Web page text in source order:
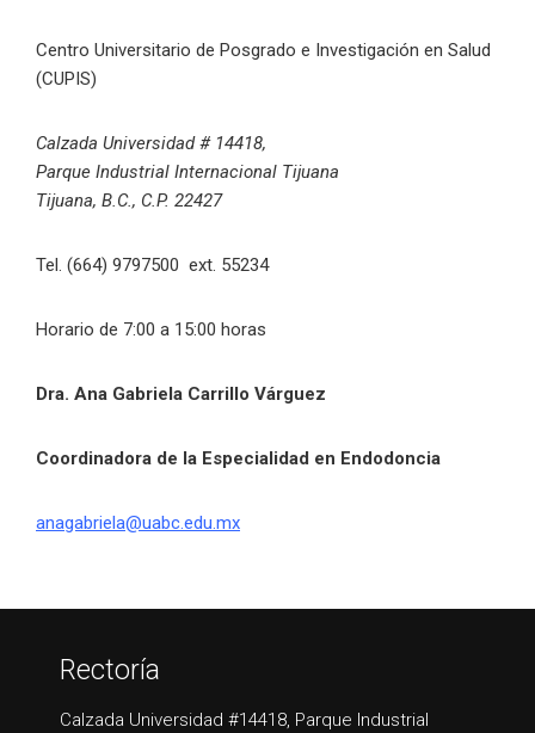
Centro Universitario de Posgrado e Investigación en Salud
(CUPIS)
Calzada Universidad # 14418,
Parque Industrial Internacional Tijuana
Tijuana, B.C., C.P. 22427
Tel. (664) 9797500 ext. 55234
Horario de 7:00 a 15:00 horas
Dra. Ana Gabriela Carrillo Várguez
Coordinadora de la Especialidad en Endodoncia
anagabriela@uabc.edu.mx
Rectoría
Calzada Universidad #14418, Parque Industrial